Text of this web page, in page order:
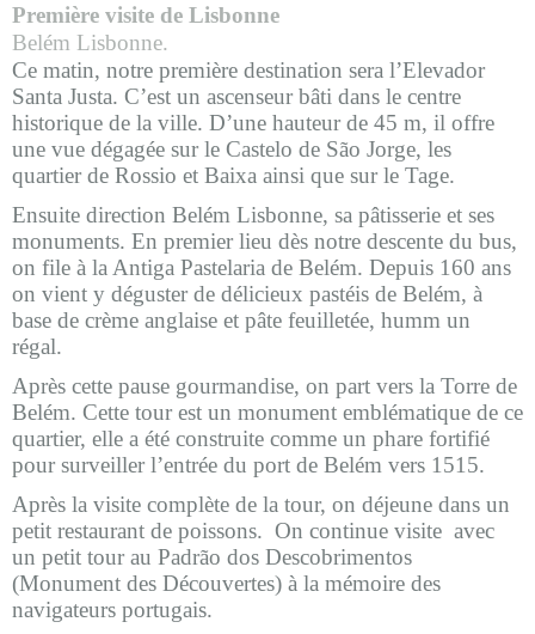
Première visite de Lisbonne
Belém Lisbonne.
Ce matin, notre première destination sera l’Elevador
Santa Justa. C’est un ascenseur bâti dans le centre
historique de la ville. D’une hauteur de 45 m, il offre
une vue dégagée sur le Castelo de São Jorge, les
quartier de Rossio et Baixa ainsi que sur le Tage.
Ensuite direction Belém Lisbonne, sa pâtisserie et ses
monuments. En premier lieu dès notre descente du bus,
on file à la Antiga Pastelaria de Belém. Depuis 160 ans
on vient y déguster de délicieux pastéis de Belém, à
base de crème anglaise et pâte feuilletée, humm un
régal.
Après cette pause gourmandise, on part vers la Torre de
Belém. Cette tour est un monument emblématique de ce
quartier, elle a été construite comme un phare fortifié
pour surveiller l’entrée du port de Belém vers 1515.
Après la visite complète de la tour, on déjeune dans un
petit restaurant de poissons. On continue visite avec
un petit tour au Padrão dos Descobrimentos
(Monument des Découvertes) à la mémoire des
navigateurs portugais.